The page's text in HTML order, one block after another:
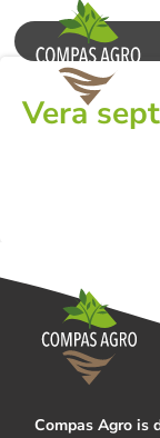
Vera
Compas Agro is